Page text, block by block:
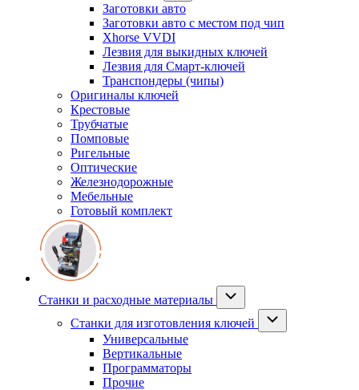
Заготовки авто
Заготовки авто с местом под чип
Xhorse VVDI
Лезвия для выкидных ключей
Лезвия для Смарт-ключей
Транспондеры (чипы)
Оригиналы ключей
Крестовые
Трубчатые
Помповые
Ригельные
Оптические
Железнодорожные
Мебельные
Готовый комплект
Станки и расходные материалы
Станки для изготовления ключей
Универсальные
Вертикальные
Программаторы
Прочие